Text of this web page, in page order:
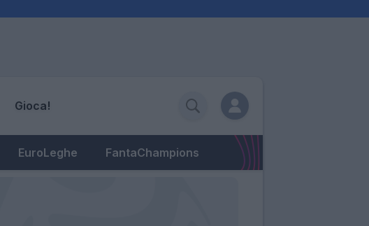
Gioca!
EuroLeghe FantaChampions